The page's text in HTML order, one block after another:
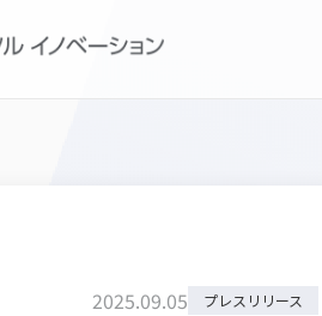
2025.09.05 プレスリリース